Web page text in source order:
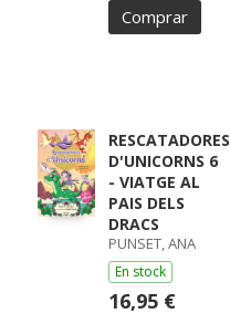
Comprar
RESCATADORES
D'UNICORNS 6
- VIATGE AL
PAIS DELS
DRACS
PUNSET, ANA
En stock
16,95 €